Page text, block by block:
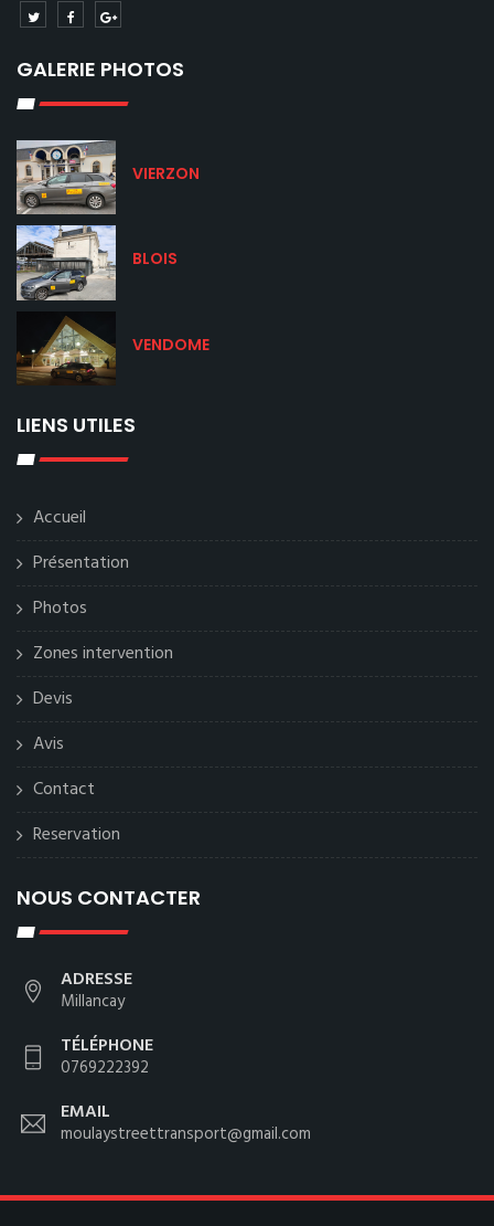
GALERIE PHOTOS
VIERZON
BLOIS
VENDOME
LIENS UTILES
Accueil
Présentation
Photos
Zones intervention
Devis
Avis
Contact
Reservation
NOUS CONTACTER
ADRESSE
Millancay
TÉLÉPHONE
0769222392
EMAIL
moulaystreettransport@gmail.com